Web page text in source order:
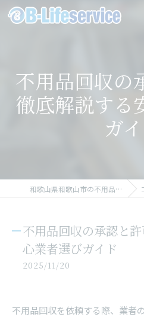
不用品回収の
徹底解説する
ガ
和歌山県和歌山市の不用品回収なら株式会社ビーライフサービス
不用品回収の承認と
心業者選びガイド
2025/11/20
不用品回収を依頼する際、業者